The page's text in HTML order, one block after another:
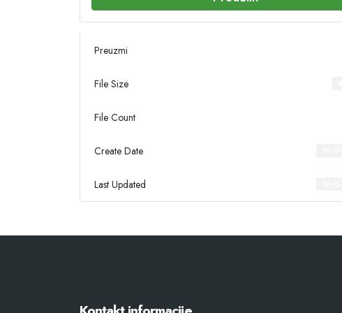
Preuzmi
File Size
File Count
Create Date
Last Updated